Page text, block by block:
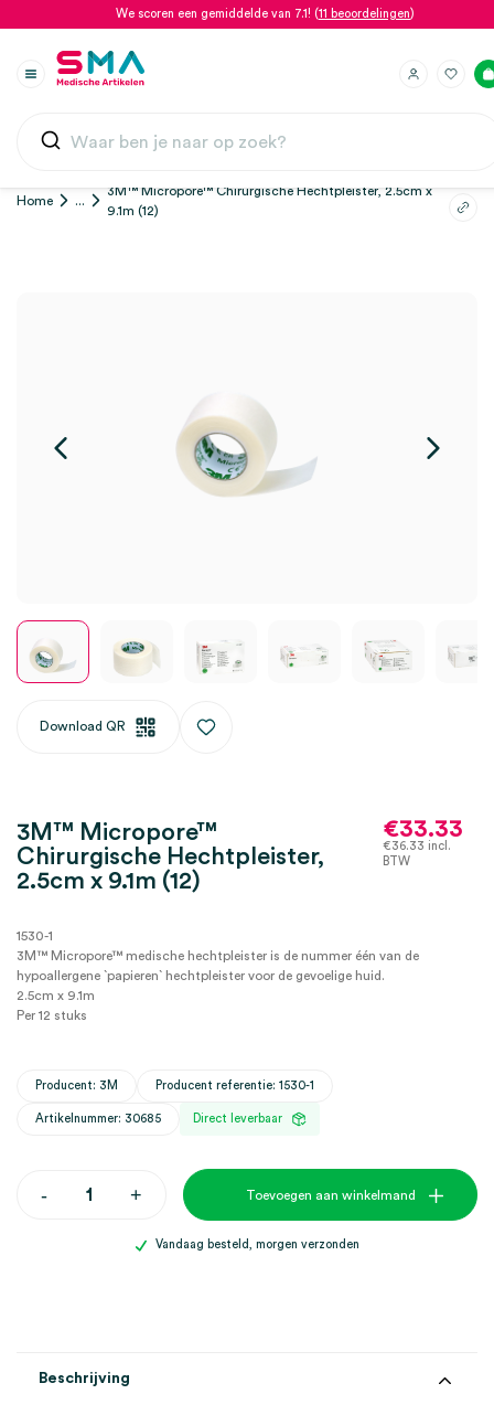
We scoren een gemiddelde van 7.1! (11 beoordelingen)
Home ...
3M™ Micropore™ Chirurgische Hechtpleister, 2.5cm x
9.1m (12)
Download QR
3M™ Micropore™
Chirurgische Hechtpleister,
2.5cm x 9.1m (12)
€33.33
€36.33 incl.
BTW
1530-1
3M™ Micropore™ medische hechtpleister is de nummer één van de
hypoallergene `papieren` hechtpleister voor de gevoelige huid.
2.5cm x 9.1m
Per 12 stuks
Producent: 3M Producent referentie: 1530-1
Artikelnummer: 30685 Direct leverbaar
-
Hechtpleister,
+ Toevoegen aan winkelmand
Vandaag besteld, morgen verzonden
Beschrijving